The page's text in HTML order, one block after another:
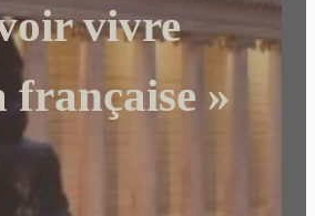
vivre
française »